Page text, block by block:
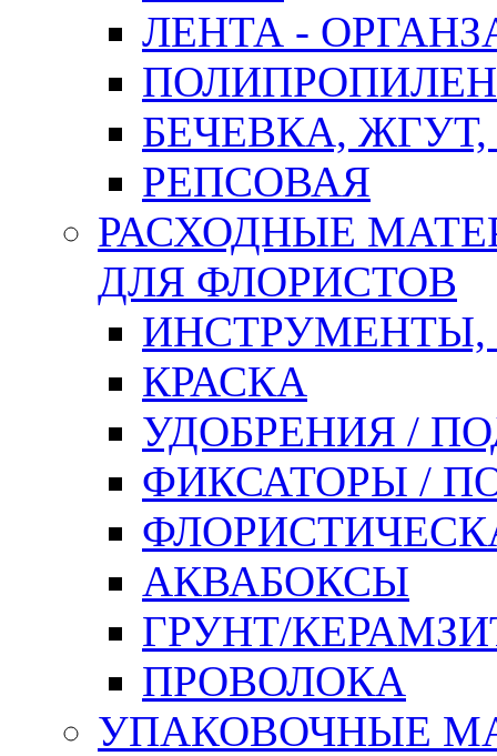
ЛЕНТА -
БЕЧЕВКА,
РЕПСОВАЯ
РАСХОДНЫЕ
ДЛЯ ФЛОРИСТОВ
ИНСТРУМЕНТЫ,
КРАСКА
УДОБРЕНИЯ /
ФИКСАТОРЫ /
АКВАБОКСЫ
ГРУНТ/
ПРОВОЛОКА
УПАКОВОЧНЫЕ